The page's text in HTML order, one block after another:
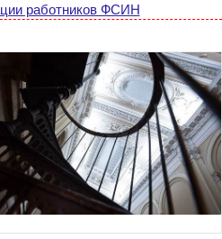
работников ФСИН